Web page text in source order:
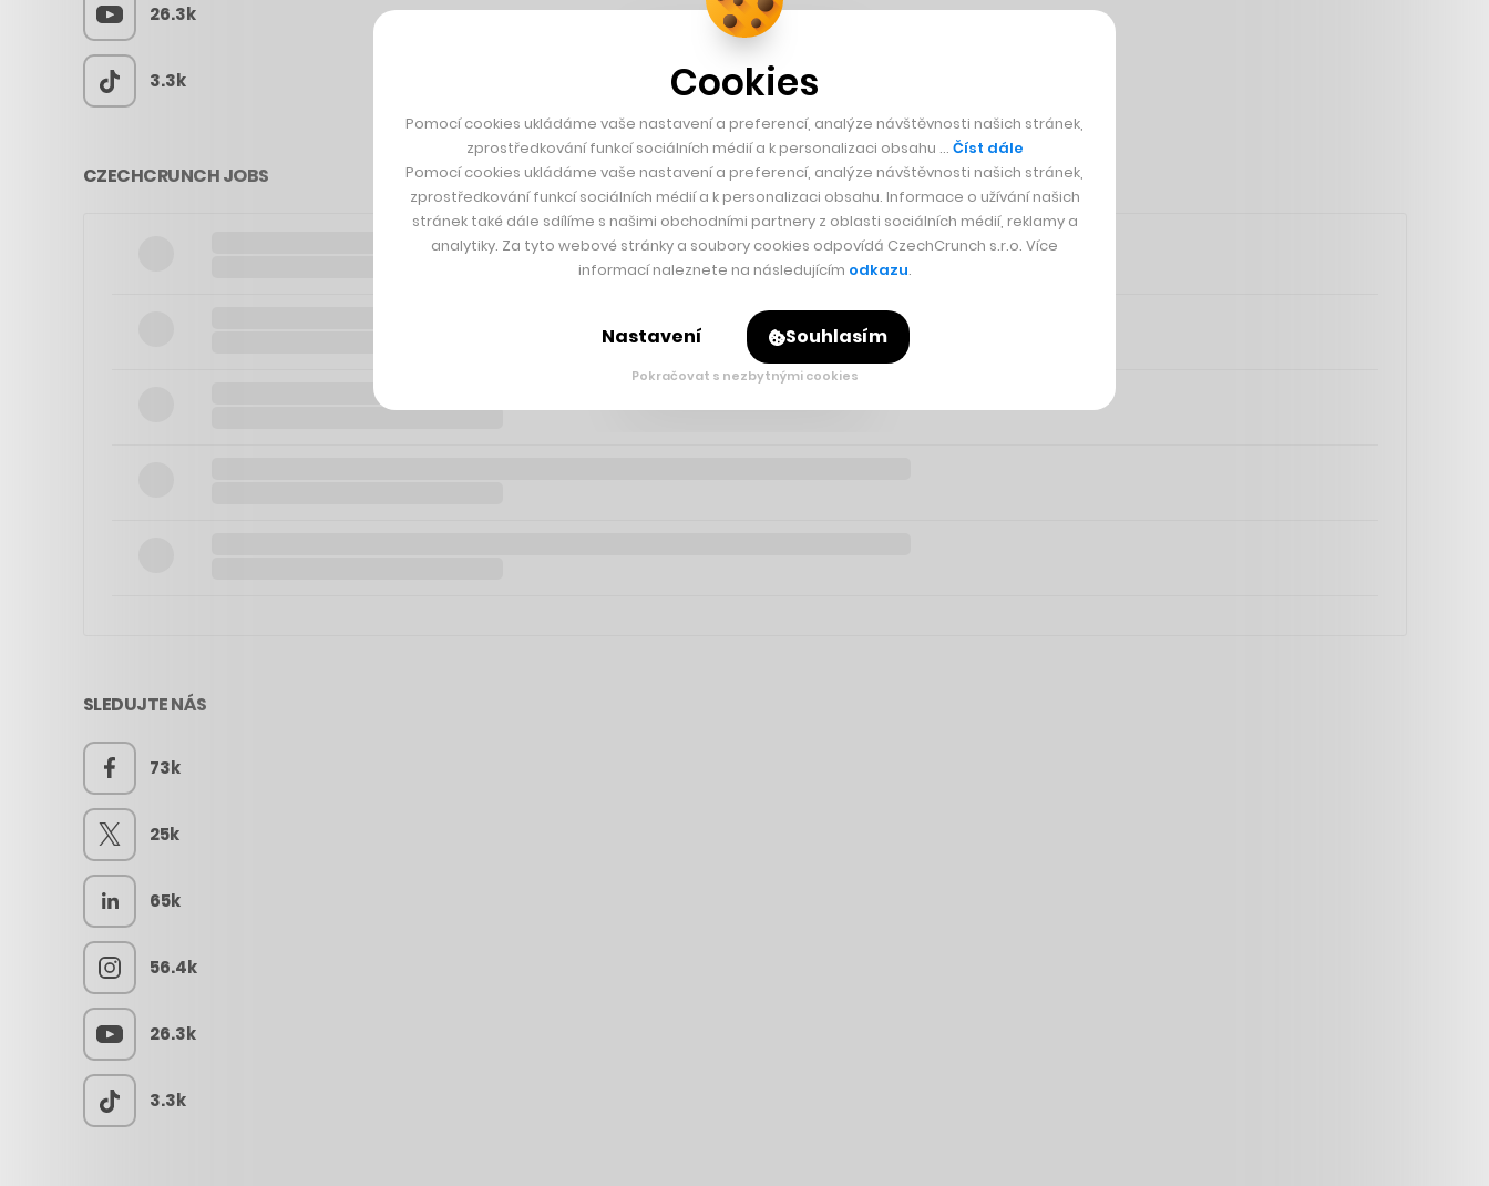
26.3k
3.3k
CZECHCRUNCH JOBS
SLEDUJTE NÁS
73k
25k
65k
56.4k
26.3k
3.3k
Cookies
Pomocí cookies ukládáme vaše nastavení a preferencí, analýze návštěvnosti našich stránek,
zprostředkování funkcí sociálních médií a k personalizaci obsahu … Číst dále
Pomocí cookies ukládáme vaše nastavení a preferencí, analýze návštěvnosti našich stránek,
zprostředkování funkcí sociálních médií a k personalizaci obsahu. Informace o užívání našich
stránek také dále sdílíme s našimi obchodními partnery z oblasti sociálních médií, reklamy a
analytiky. Za tyto webové stránky a soubory cookies odpovídá CzechCrunch s.r.o. Více
informací naleznete na následujícím odkazu.
Nastavení Souhlasím
Pokračovat s nezbytnými cookies